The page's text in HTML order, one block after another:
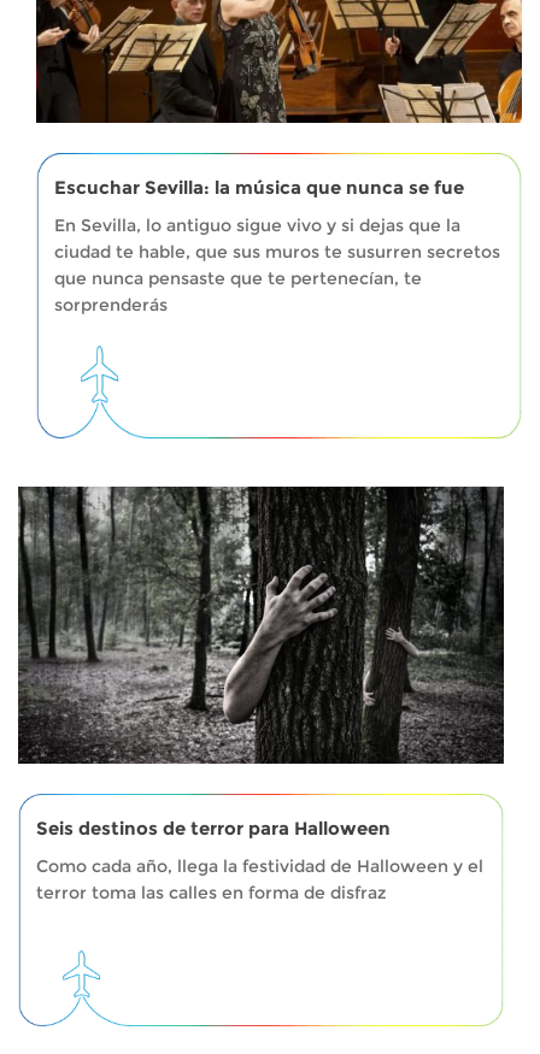
Escuchar Sevilla: la música que nunca se fue
En Sevilla, lo antiguo sigue vivo y si dejas que la
ciudad te hable, que sus muros te susurren secretos
que nunca pensaste que te pertenecían, te
sorprenderás
Seis destinos de terror para Halloween
Como cada año, llega la festividad de Halloween y el
terror toma las calles en forma de disfraz